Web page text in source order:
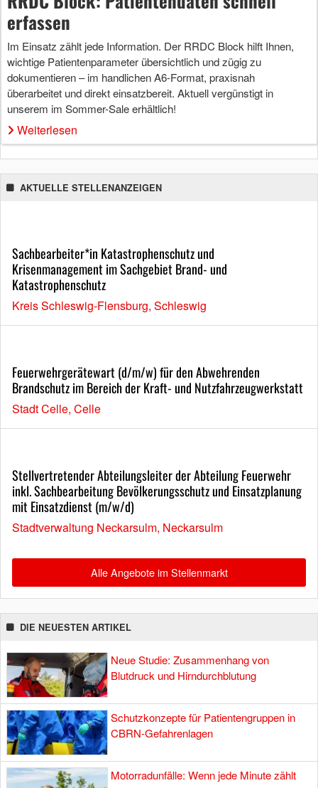
erfassen
Im Einsatz zählt jede Information. Der RRDC Block hilft Ihnen,
wichtige Patientenparameter übersichtlich und zügig zu
dokumentieren – im handlichen A6-Format, praxisnah
überarbeitet und direkt einsatzbereit. Aktuell vergünstigt in
unserem im Sommer-Sale erhältlich!
Weiterlesen
AKTUELLE STELLENANZEIGEN
Sachbearbeiter*in Katastrophenschutz und
Krisenmanagement im Sachgebiet Brand- und
Katastrophenschutz
Kreis Schleswig-Flensburg, Schleswig
Feuerwehrgerätewart (d/m/w) für den Abwehrenden
Brandschutz im Bereich der Kraft- und Nutzfahrzeugwerkstatt
Stadt Celle, Celle
Stellvertretender Abteilungsleiter der Abteilung Feuerwehr
inkl. Sachbearbeitung Bevölkerungsschutz und Einsatzplanung
mit Einsatzdienst (m/w/d)
Stadtverwaltung Neckarsulm, Neckarsulm
Alle Angebote im Stellenmarkt
DIE NEUESTEN ARTIKEL
Neue Studie: Zusammenhang von
Blutdruck und Hirndurchblutung
Schutzkonzepte für Patientengruppen in
CBRN-Gefahrenlagen
Motorradunfälle: Wenn jede Minute zählt